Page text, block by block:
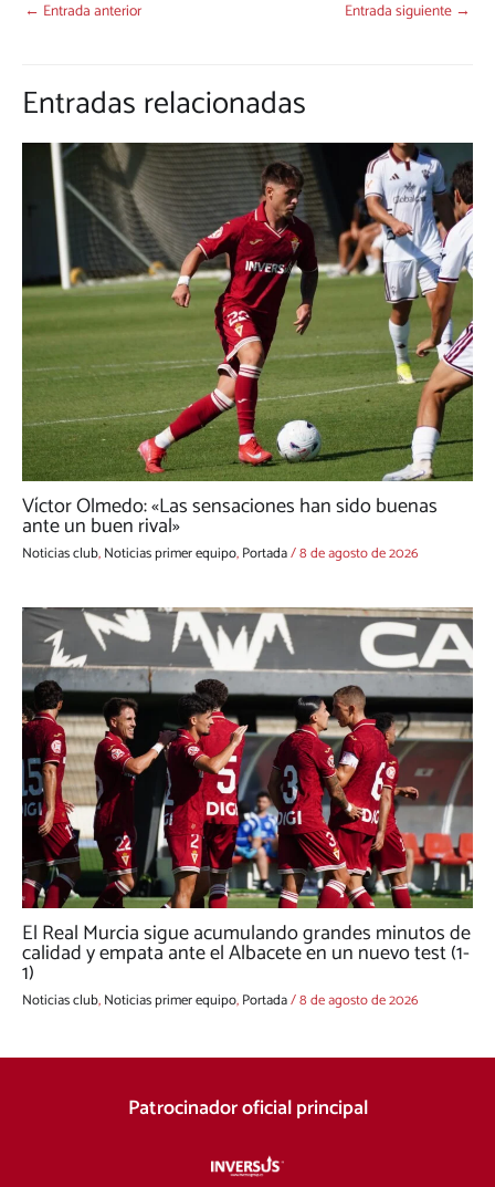
← Entrada anterior Entrada siguiente →
Entradas relacionadas
Víctor Olmedo: «Las sensaciones han sido buenas
ante un buen rival»
Noticias club,Noticias primer equipo,Portada/8 de agosto de 2026
El Real Murcia sigue acumulando grandes minutos de
calidad y empata ante el Albacete en un nuevo test (1-
1)
Noticias club,Noticias primer equipo,Portada/8 de agosto de 2026
Patrocinador oficial principal